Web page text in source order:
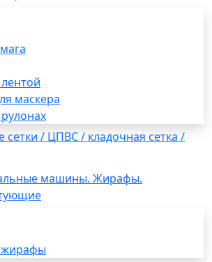
маскера
сетки / ЦПВС / кладочная сетка /
машины. Жирафы.